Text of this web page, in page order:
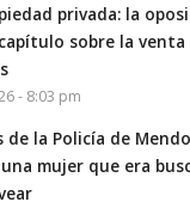
privada: la
sobre la venta
- 8:03 pm
de la Policía de
mujer que era